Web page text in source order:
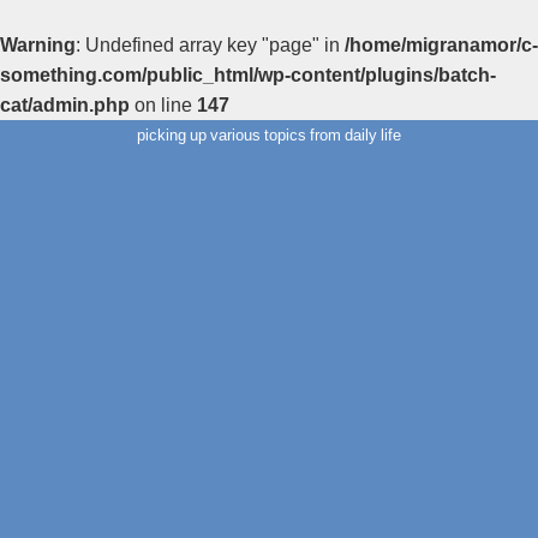
Warning: Undefined array key "page" in /home/migranamor/c-
something.com/public_html/wp-content/plugins/batch-
cat/admin.php on line 147
picking up various topics from daily life